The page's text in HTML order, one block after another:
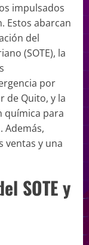
impulsados
Estos abarcan
del
(SOTE), la
por
de Quito, y la
química para
Además,
ventas y una
SOTE y